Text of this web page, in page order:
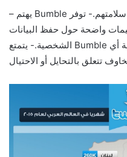
– يهتم Bumble بحماية خصوصية مستخدميه وضمان سلامتهم.- توفر
واضحة حول حفظ البيانات
الشخصية.- يتمتع Bumble بنظام أمان متقدم لمنع ومعالجة أي